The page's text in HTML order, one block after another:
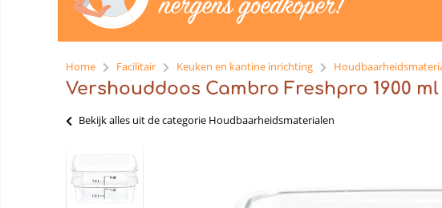
Home Facilitair Keuken en kantine inrichting
Vershouddoos Cambro Freshpro 1900 ml
Bekijk alles uit de categorie Houdbaarheidsmaterialen